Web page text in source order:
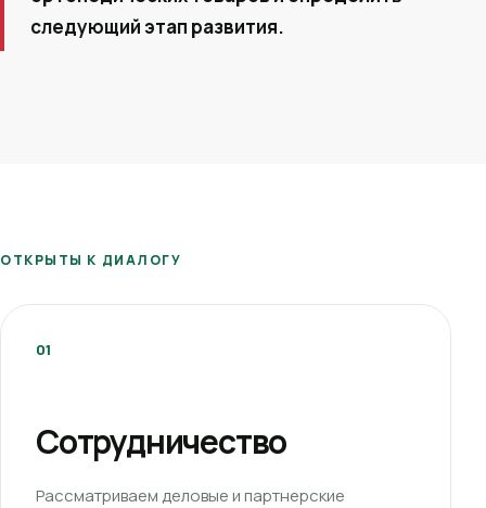
следующий этап развития.
ОТКРЫТЫ К ДИАЛОГУ
01
Сотрудничество
Рассматриваем деловые и партнерские